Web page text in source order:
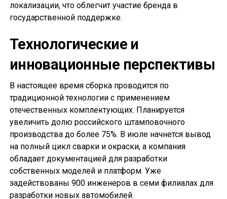
локализации, что облегчит участие бренда в
государственной поддержке.
Технологические и
инновационные перспективы
В настоящее время сборка проводится по
традиционной технологии с применением
отечественных комплектующих. Планируется
увеличить долю российского штамповочного
производства до более 75%. В июле начнется вывод
на полный цикл сварки и окраски, а компания
обладает документацией для разработки
собственных моделей и платформ. Уже
задействованы 900 инженеров в семи филиалах для
разработки новых автомобилей.